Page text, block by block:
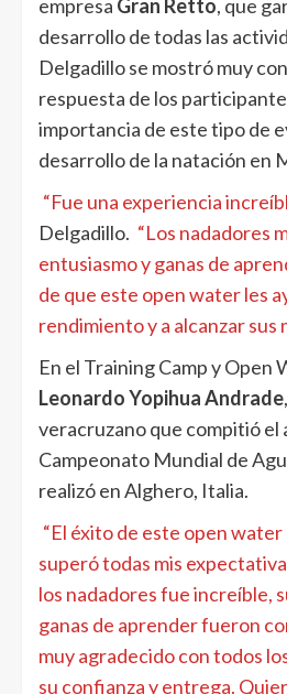
empresa Gran Retto, que
desarrollo de todas las
Delgadillo se mostró muy
respuesta de los
importancia de este tipo de
desarrollo de la natación en
“Fue una experiencia
Delgadillo. “Los nadadores
entusiasmo y ganas de
de que este open water les
rendimiento y a alcanzar sus
En el Training Camp y Open
Leonardo Yopihua Andrade
veracruzano que compitió el
Campeonato Mundial de
realizó en Alghero, Italia.
“El éxito de este open water
superó todas mis
los nadadores fue increíble,
ganas de aprender fueron
muy agradecido con todos
su confianza y entrega.